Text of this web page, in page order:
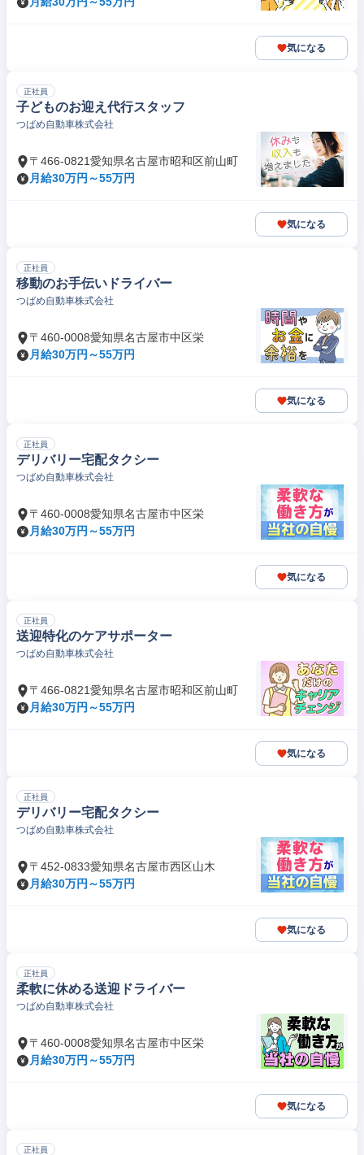
気になる
正社員
子どものお迎え代行スタッフ
つばめ自動車株式会社
〒466-0821愛知県名古屋市昭和区前山町
月給30万円～55万円
気になる
正社員
移動のお手伝いドライバー
つばめ自動車株式会社
〒460-0008愛知県名古屋市中区栄
月給30万円～55万円
気になる
正社員
デリバリー宅配タクシー
つばめ自動車株式会社
〒460-0008愛知県名古屋市中区栄
月給30万円～55万円
気になる
正社員
送迎特化のケアサポーター
つばめ自動車株式会社
〒466-0821愛知県名古屋市昭和区前山町
月給30万円～55万円
気になる
正社員
デリバリー宅配タクシー
つばめ自動車株式会社
〒452-0833愛知県名古屋市西区山木
月給30万円～55万円
気になる
正社員
柔軟に休める送迎ドライバー
つばめ自動車株式会社
〒460-0008愛知県名古屋市中区栄
月給30万円～55万円
気になる
正社員